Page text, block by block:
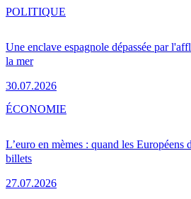
Une enclave espagnole dépassée par
la mer
30.07.2026
POLITIQUE
L’euro en mèmes : quand les Européens
billets
27.07.2026
ÉCONOMIE